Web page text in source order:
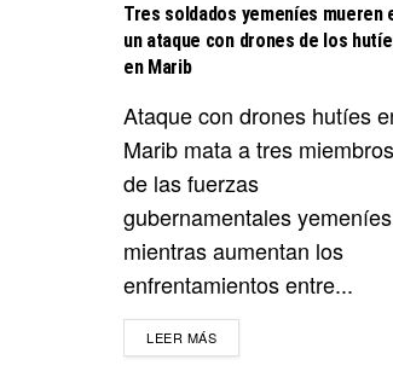
Tres soldados yemeníes mueren
un ataque con drones de los
en Marib
Ataque con drones hutíes
Marib mata a tres miembros
de las fuerzas
gubernamentales yemeníes
mientras aumentan los
enfrentamientos entre...
LEER MÁSDETAILS